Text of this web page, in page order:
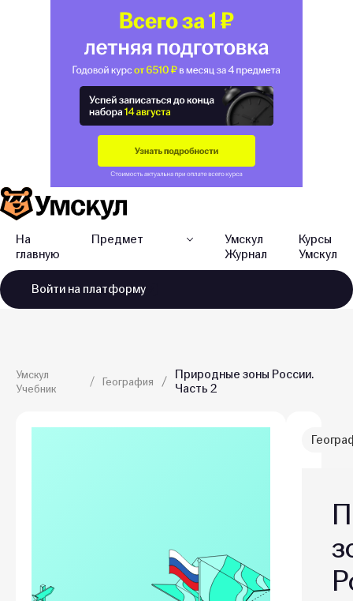
На
главную
Предмет
Умскул
Журнал
Курсы
Умскул
Войти на платформу
Умскул
Учебник
География
Природные зоны России.
Часть 2